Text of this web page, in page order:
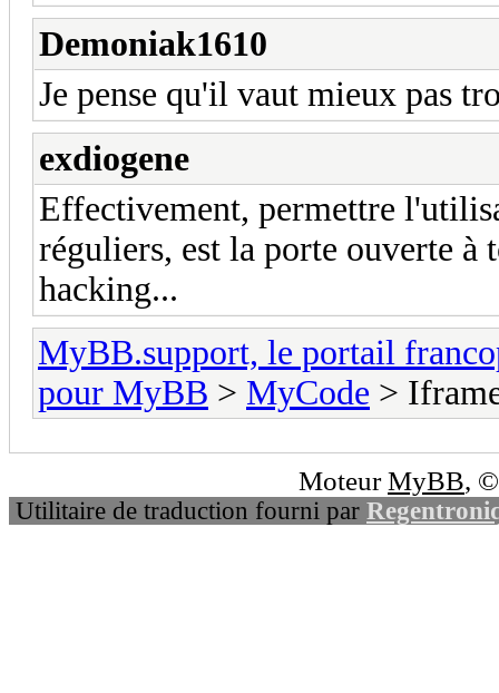
Demoniak1610
Je pense qu'il vaut mieux pas
exdiogene
Effectivement, permettre
réguliers, est la porte ouverte à
hacking...
MyBB.support, le portail
pour MyBB > MyCode >
MoteurMyBB,
Utilitaire de traduction fourni par